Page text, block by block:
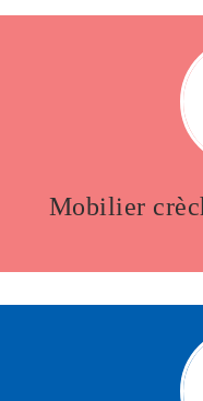
Mobilier